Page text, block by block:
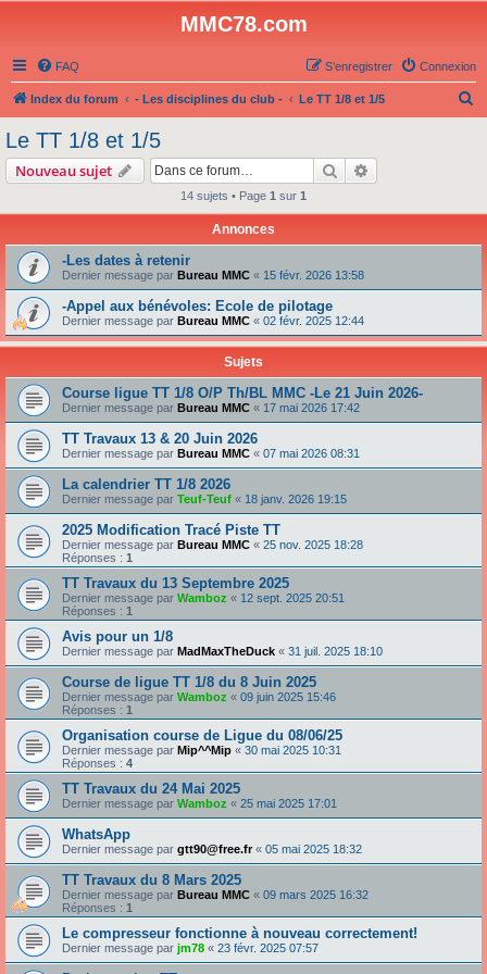
MMC78.com
FAQ Connexion
S’enregistrer
Index du forum - Les disciplines du club - Le TT 1/8 et 1/5
r
Le TT 1/8 et 1/5
Nouveau sujet Rechercher
14 sujets • Page 1 sur 1
Annonces
-Les dates à retenir
Dernier message par Bureau MMC « 15 févr. 2026 13:58
-Appel aux bénévoles: Ecole de pilotage
Dernier message par Bureau MMC « 02 févr. 2025 12:44
Sujets
Course ligue TT 1/8 O/P Th/BL MMC -Le 21 Juin 2026-
Dernier message par Bureau MMC « 17 mai 2026 17:42
TT Travaux 13 & 20 Juin 2026
Dernier message par Bureau MMC « 07 mai 2026 08:31
La calendrier TT 1/8 2026
Dernier message par Teuf-Teuf « 18 janv. 2026 19:15
2025 Modification Tracé Piste TT
Dernier message par Bureau MMC « 25 nov. 2025 18:28
Réponses : 1
TT Travaux du 13 Septembre 2025
Dernier message par Wamboz « 12 sept. 2025 20:51
Réponses : 1
Avis pour un 1/8
Dernier message par MadMaxTheDuck « 31 juil. 2025 18:10
Course de ligue TT 1/8 du 8 Juin 2025
Dernier message par Wamboz « 09 juin 2025 15:46
Réponses : 1
Organisation course de Ligue du 08/06/25
Dernier message par Mip^^Mip « 30 mai 2025 10:31
Réponses : 4
TT Travaux du 24 Mai 2025
Dernier message par Wamboz « 25 mai 2025 17:01
WhatsApp
Dernier message par gtt90@free.fr« 05 mai 2025 18:32
TT Travaux du 8 Mars 2025
Dernier message par Bureau MMC « 09 mars 2025 16:32
Réponses : 1
Le compresseur fonctionne à nouveau correctement!
Dernier message par jm78 « 23 févr. 2025 07:57